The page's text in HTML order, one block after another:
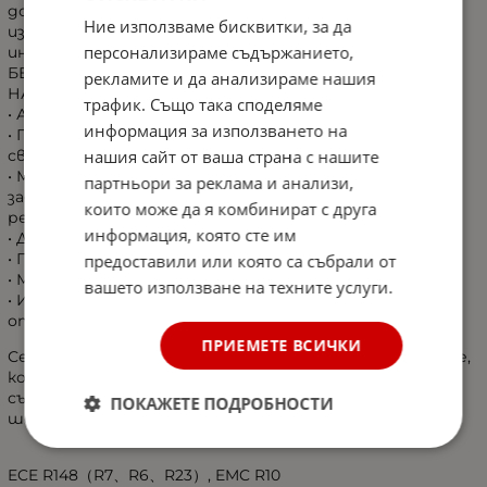
докосвате до съществуващите кабели или да
използвате каквито и да било инструменти за
инсталиране.
БЕЗЖИЧЕНИЯТ КОМПЛЕКТ СВЕТЛИНИ ЗА РЕМАРКЕ СА
НАЙ-ДОБРИТЕ СВЕТЛИНИ НА ПАЗАРА
• Адаптивен предавател
• По-добро време за зареждане - 2 часа за 8 часа
светлина
• Многофункционален, можете да го използвате като
задна задна светлина, мигачи, стоп-светлини,
рефлектор или за осветяване на табелата с номера
• Дълготрайни и изключително издръжливи.
• По-добра светлинна мощност
• Магнити с по-добро покритие, лесени за закрепване
• Иновационен дизайн - супер високо качество,
отговарящ на стандарта Emark
Сензоръ за наблюдение, синхронизиран със стоповете,
който осигурява постоянна актуализация на
състоянието на нивото на батерията, докато
шофирате.
ECE R148（R7、R6、R23）, EMC R10
Ние използваме бисквитки, за да
персонализираме съдържанието,
рекламите и да анализираме нашия
трафик. Също така споделяме
информация за използването на
нашия сайт от ваша страна с нашите
партньори за реклама и анализи,
които може да я комбинират с друга
информация, която сте им
предоставили или която са събрали от
вашето използване на техните услуги.
ПРИЕМЕТЕ ВСИЧКИ
ПОКАЖЕТЕ ПОДРОБНОСТИ